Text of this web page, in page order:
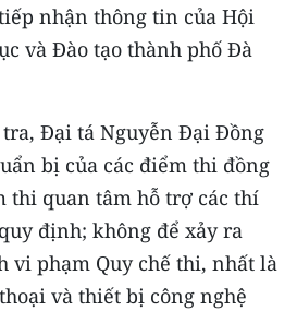
nhận thông tin của Hội
và Đào tạo thành phố Đà
Đại tá Nguyễn Đại Đồng
bị của các điểm thi đồng
thi quan tâm hỗ trợ các thí
định; không để xảy ra
vi phạm Quy chế thi, nhất là
và thiết bị công nghệ